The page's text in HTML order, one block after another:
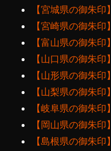
【宮城県の御朱印】
【宮崎県の御朱印】
【富山県の御朱印】
【山口県の御朱印】
【山形県の御朱印】
【山梨県の御朱印】
【岐阜県の御朱印】
【岡山県の御朱印】
【島根県の御朱印】